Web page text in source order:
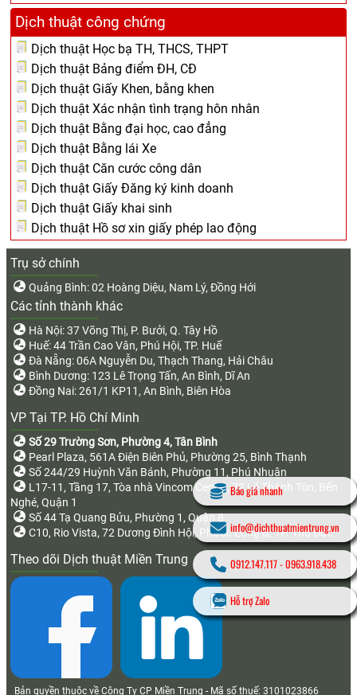
Dịch thuật công chứng
Dịch thuật Học bạ TH, THCS, THPT
Dịch thuật Bảng điểm ĐH, CĐ
Dịch thuật Giấy Khen, bằng khen
Dịch thuật Xác nhận tình trạng hôn nhân
Dịch thuật Bằng đại học, cao đẳng
Dịch thuật Bằng lái Xe
Dịch thuật Căn cước công dân
Dịch thuật Giấy Đăng ký kinh doanh
Dịch thuật Giấy khai sinh
Dịch thuật Hồ sơ xin giấy phép lao động
Trụ sở chính
Quảng Bình: 02 Hoàng Diệu, Nam Lý, Đồng Hới
Các tỉnh thành khác
Hà Nội: 37 Võng Thị, P. Bưởi, Q. Tây Hồ
Huế: 44 Trần Cao Vân, Phú Hội, TP. Huế
Đà Nẵng: 06A Nguyễn Du, Thạch Thang, Hải Châu
Bình Dương: 123 Lê Trọng Tấn, An Bình, Dĩ An
Đồng Nai: 261/1 KP11, An Bình, Biên Hòa
VP Tại TP. Hồ Chí Minh
Số 29 Trường Sơn, Phường 4, Tân Bình
Pearl Plaza, 561A Điện Biên Phủ, Phường 25, Bình Thạnh
Số 244/29 Huỳnh Văn Bánh, Phường 11, Phú Nhuận
L17-11, Tầng 17, Tòa nhà Vincom Center, 72 Lê Thánh Tôn, Bến
Nghé, Quận 1
Số 44 Tạ Quang Bửu, Phường 1, Quận 8
C10, Rio Vista, 72 Dương Đình Hội, Phước Long B, TP. Thủ Đức
Theo dõi Dịch thuật Miền Trung
Bản quyền thuộc về Công Ty CP Miền Trung - Mã số thuế: 3101023866
Báo giá nhanh
info@dichthuatmientrung.vn
0912.147.117-0963.918.438
Hỗ trợ Zalo